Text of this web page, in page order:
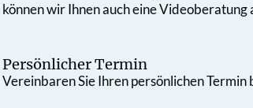
können wir Ihnen auch eine Videoberatung
Persönlicher Termin
Vereinbaren Sie Ihren persönlichen Termin